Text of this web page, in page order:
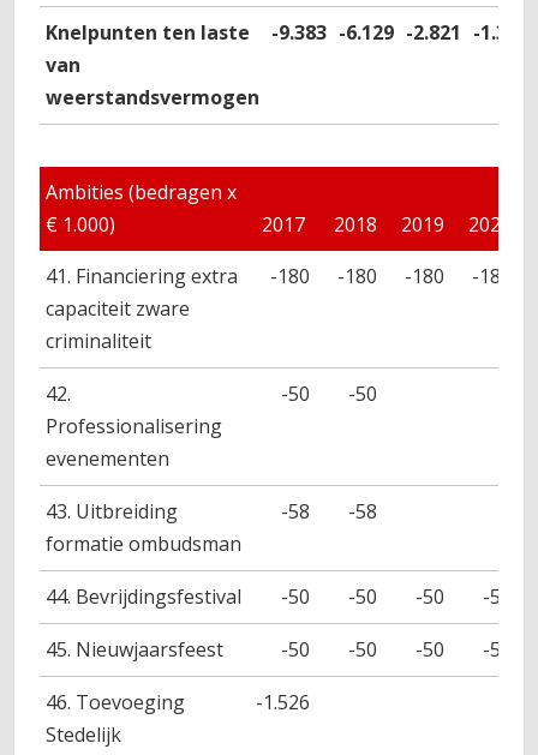
Knelpunten ten laste
van
weerstandsvermogen
-9.383 -6.129 -2.821 -1.348
Ambities (bedragen x
€ 1.000)
2017 2018 2019
2020
41. Financiering extra
capaciteit zware
criminaliteit
-180 -180 -180 -180
42.
Professionalisering
evenementen
-50 -50
43. Uitbreiding
formatie ombudsman
-58 -58
44. Bevrijdingsfestival -50 -50 -50
-50
45. Nieuwjaarsfeest
-50 -50 -50
-50
46. Toevoeging
Stedelijk
-1.526